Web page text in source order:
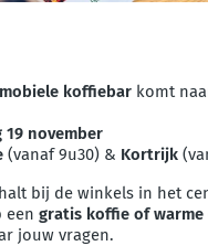
mobiele koffiebar komt
19 november
(vanaf 9u30) & Kortrijk
bij de winkels in het
een gratis koffie of warme
jouw vragen.